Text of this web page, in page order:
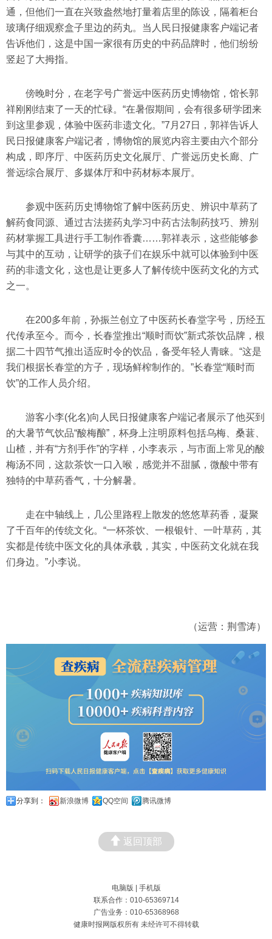
通，但他们一直在兴致盎然地打量着店里的陈设，隔着柜台
玻璃仔细观察盒子里边的药丸。当人民日报健康客户端记者
告诉他们，这是中国一家很有历史的中药品牌时，他们纷纷
竖起了大拇指。
傍晚时分，在老字号广誉远中医药历史博物馆，馆长郭
祥刚刚结束了一天的忙碌。“在暑假期间，会有很多研学团来
到这里参观，体验中医药非遗文化。”7月27日，郭祥告诉人
民日报健康客户端记者，博物馆的展览内容主要由六个部分
构成，即序厅、中医药历史文化展厅、广誉远历史长廊、广
誉远综合展厅、多媒体厅和中药材标本展厅。
参观中医药历史博物馆了解中医药历史、辨识中草药了
解药食同源、通过古法搓药丸学习中药古法制药技巧、辨别
药材掌握工具进行手工制作香囊……郭祥表示，这些能够参
与其中的互动，让研学的孩子们在娱乐中就可以体验到中医
药的非遗文化，这也是让更多人了解传统中医药文化的方式
之一。
在200多年前，孙振兰创立了中医药长春堂字号，历经五
代传承至今。而今，长春堂推出“顺时而饮”新式茶饮品牌，根
据二十四节气推出适应时令的饮品，备受年轻人青睐。“这是
我们根据长春堂的方子，现场鲜榨制作的。”长春堂“顺时而
饮”的工作人员介绍。
游客小李(化名)向人民日报健康客户端记者展示了他买到
的大暑节气饮品“酸梅酿”，杯身上注明原料包括乌梅、桑葚、
山楂，并有“方剂手作”的字样，小李表示，与市面上常见的酸
梅汤不同，这款茶饮一口入喉，感觉并不甜腻，微酸中带有
独特的中草药香气，十分解暑。
走在中轴线上，几公里路程上散发的悠悠草药香，凝聚
了千百年的传统文化。“一杯茶饮、一根银针、一叶草药，其
实都是传统中医文化的具体承载，其实，中医药文化就在我
们身边。”小李说。
（运营：荆雪涛）
分享到： 新浪微博 QQ空间 腾讯微博
返回顶部
电脑版
手机版
联系合作：010-65369714
广告业务：010-65368968
健康时报网版权所有 未经许可不得转载